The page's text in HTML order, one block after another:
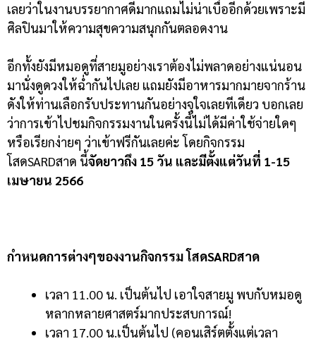
เลยว่าในงานบรรยากาศดีมากแถมไม่น่าเบื่ออีกด้วยเพราะมี
ศิลปินมาให้ความสุขความสนุกกันตลอดงาน
อีกทั้งยังมีหมอดูที่สายมูอย่างเราต้องไม่พลาดอย่างแน่นอน
มานั่งดูดวงให้ฉ่ำกันไปเลย แถมยังมีอาหารมากมายจากร้าน
ดังให้ท่านเลือกรับประทานกันอย่างจุใจเลยทีเดียว บอกเลย
ว่าการเข้าไปชมกิจกรรมงานในครั้งนี้ไม่ได้มีค่าใช้จ่ายใดๆ
หรือเรียกง่ายๆ ว่าเข้าฟรีกันเลยค่ะ โดยกิจกรรม
โสดSARDสาด นี้จัดยาวถึง 15 วัน และมีตั้งแต่วันที่ 1-15
เมษายน 2566
กำหนดการต่างๆของงานกิจกรรม โสดSARDสาด
เวลา 11.00 น. เป็นต้นไป เอาใจสายมู พบกับหมอดู
หลากหลายศาสตร์มากประสบการณ์!
เวลา 17.00 น.เป็นต้นไป (คอนเสิร์ตตั้งแต่เวลา